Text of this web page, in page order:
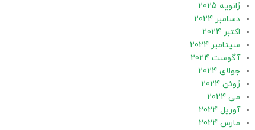
ژانویه 2025
دسامبر 2024
اکتبر 2024
سپتامبر 2024
آگوست 2024
جولای 2024
ژوئن 2024
می 2024
آوریل 2024
مارس 2024